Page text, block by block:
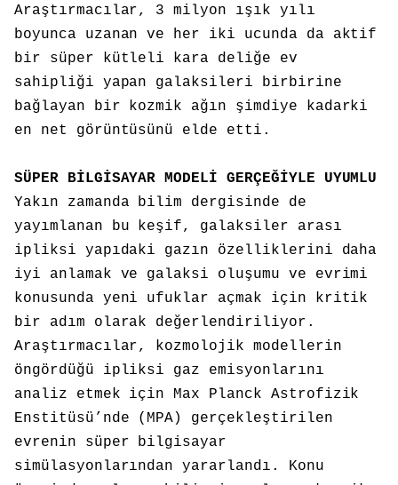
Araştırmacılar, 3 milyon ışık yılı
boyunca uzanan ve her iki ucunda da aktif
bir süper kütleli kara deliğe ev
sahipliği yapan galaksileri birbirine
bağlayan bir kozmik ağın şimdiye kadarki
en net görüntüsünü elde etti.
SÜPER BİLGİSAYAR MODELİ GERÇEĞİYLE UYUMLU
Yakın zamanda bilim dergisinde de
yayımlanan bu keşif, galaksiler arası
ipliksi yapıdaki gazın özelliklerini daha
iyi anlamak ve galaksi oluşumu ve evrimi
konusunda yeni ufuklar açmak için kritik
bir adım olarak değerlendiriliyor.
Araştırmacılar, kozmolojik modellerin
öngördüğü ipliksi gaz emisyonlarını
analiz etmek için Max Planck Astrofizik
Enstitüsü’nde (MPA) gerçekleştirilen
evrenin süper bilgisayar
simülasyonlarından yararlandı. Konu